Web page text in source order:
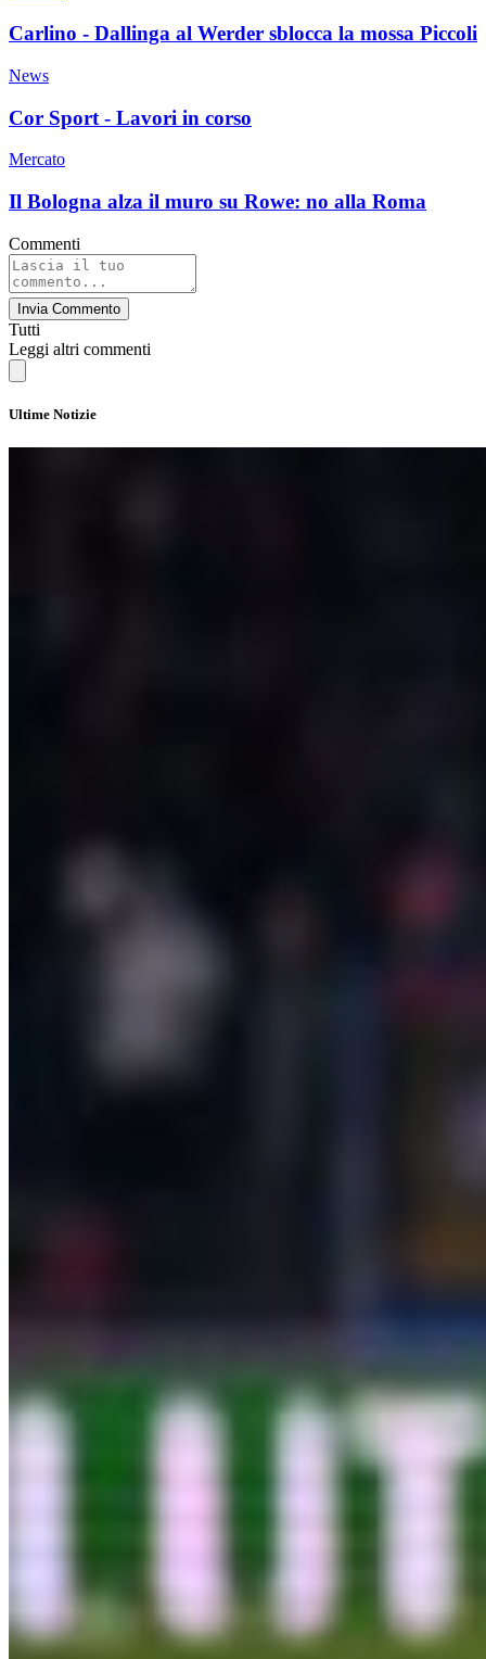
Carlino - Dallinga al Werder sblocca la mossa Piccoli
News
Cor Sport - Lavori in corso
Mercato
Il Bologna alza il muro su Rowe: no alla Roma
Commenti
Invia Commento
Tutti
Leggi altri commenti
Ultime Notizie